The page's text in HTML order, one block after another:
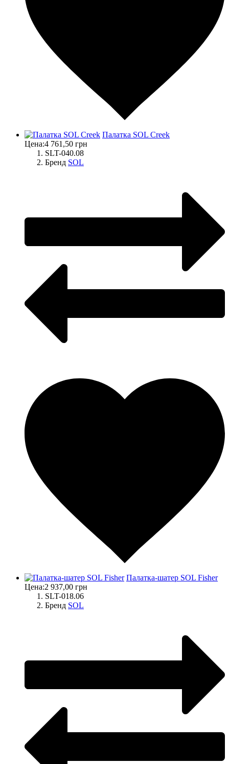
Палатка SOL Creek
Цена:4 761,50 грн
SLT-040.08
Бренд SOL
Палатка-шатер SOL Fisher
Цена:2 937,00 грн
SLT-018.06
Бренд SOL